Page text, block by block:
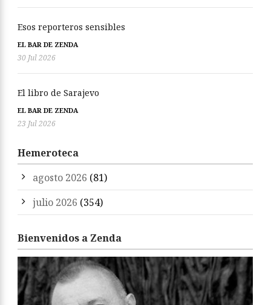
Esos reporteros sensibles
EL BAR DE ZENDA
30 Jul 2026
El libro de Sarajevo
EL BAR DE ZENDA
23 Jul 2026
Hemeroteca
agosto 2026 (81)
julio 2026 (354)
Bienvenidos a Zenda